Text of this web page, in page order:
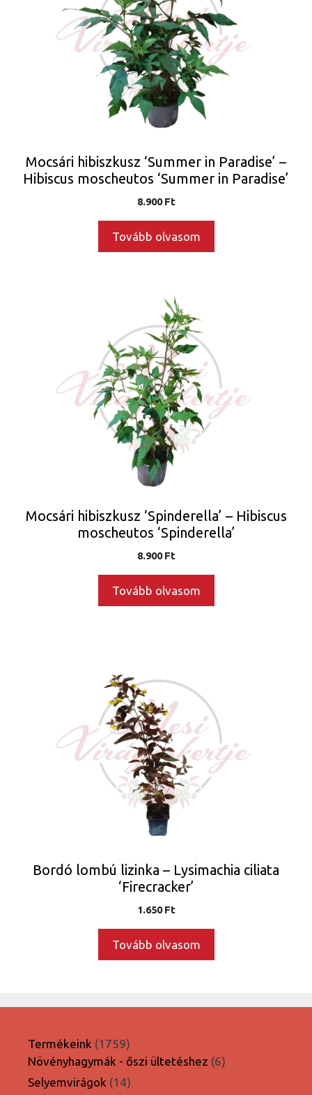
Mocsári hibiszkusz ‘Summer in Paradise’ –
Hibiscus moscheutos ‘Summer in Paradise’
8.900Ft
Tovább olvasom
Mocsári hibiszkusz ‘Spinderella’ – Hibiscus
moscheutos ‘Spinderella’
8.900Ft
Tovább olvasom
Bordó lombú lizinka – Lysimachia ciliata
‘Firecracker’
1.650Ft
Tovább olvasom
Termékeink 17591759
termék
Növényhagymák - őszi ültetéshez 66
Selyemvirágok 1414